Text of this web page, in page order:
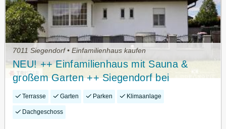
7011 Siegendorf • Einfamilienhaus kaufen
NEU! ++ Einfamilienhaus mit Sauna &
großem Garten ++ Siegendorf bei
Eisenstadt ++ Ziegelmassivbauweise ++
Terrasse Garten Parken Klimaanlage
Dachgeschoss